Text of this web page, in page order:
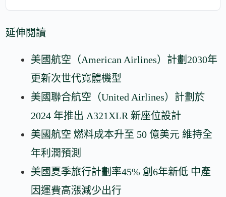
延伸閱讀
美國航空（American Airlines）計劃2030年
更新次世代寬體機型
美國聯合航空（United Airlines）計劃於
2024 年推出 A321XLR 新座位設計
美國航空 燃料成本升至 50 億美元 維持全
年利潤預測
美國夏季旅行計劃率45% 創6年新低 中產
因運費高漲減少出行